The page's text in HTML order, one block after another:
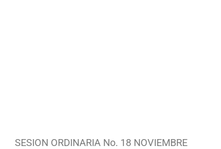
SESION ORDINARIA No. 18 NOVIEMBRE